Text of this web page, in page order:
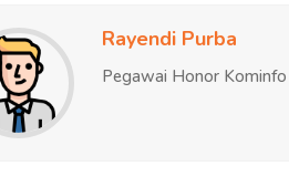
Rayendi Purba
Pegawai Honor Kominfo